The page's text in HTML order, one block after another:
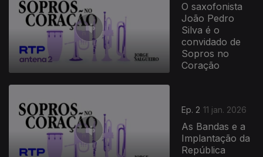
O saxofonista
João Pedro
Silva é o
convidado de
Sopros no
Coração
Ep. 2 11 jan. 2026
As Bandas e a
Implantação da
República